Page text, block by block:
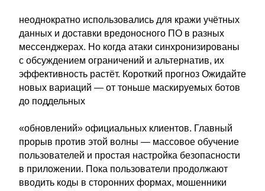
неоднократно использовались для кражи учётных
данных и доставки вредоносного ПО в разных
мессенджерах. Но когда атаки синхронизированы
с обсуждением ограничений и альтернатив, их
эффективность растёт. Короткий прогноз Ожидайте
новых вариаций — от тоньше маскируемых ботов
до поддельных
«обновлений» официальных клиентов. Главный
прорыв против этой волны — массовое обучение
пользователей и простая настройка безопасности
в приложении. Пока пользователи продолжают
вводить коды в сторонних формах, мошенники